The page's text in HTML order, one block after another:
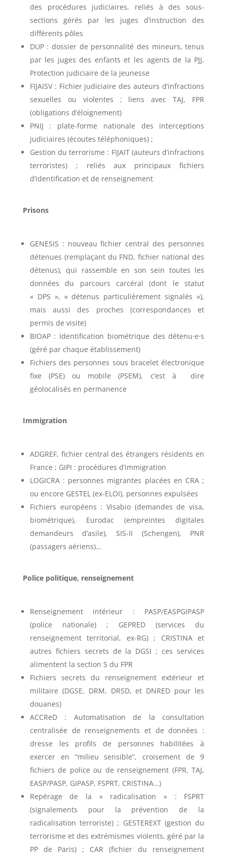
des procédures judiciaires, reliés à des sous-
sections gérés par les juges d’instruction des
différents pôles
DUP : dossier de personnalité des mineurs, tenus
par les juges des enfants et les agents de la PJJ,
Protection judiciaire de la jeunesse
FIJAISV : Fichier judiciaire des auteurs d’infractions
sexuelles ou violentes ; liens avec TAJ, FPR
(obligations d’éloignement)
PNIJ : plate-forme nationale des interceptions
judiciaires (écoutes téléphoniques) ;
Gestion du terrorisme : FIJAIT (auteurs d’infractions
terroristes) ; reliés aux principaux fichiers
d’identification et de renseignement
Prisons
GENESIS : nouveau fichier central des personnes
détenues (remplaçant du FND, fichier national des
détenus), qui rassemble en son sein toutes les
données du parcours carcéral (dont le statut
« DPS », « détenus particulièrement signalés »),
mais aussi des proches (correspondances et
permis de visite)
BIOAP : Identification biométrique des détenu·e·s
(géré par chaque établissement)
Fichiers des personnes sous bracelet électronique
fixe (PSE) ou mobile (PSEM), c’est à dire
géolocalisés en permanence
Immigration
ADGREF, fichier central des étrangers résidents en
France ; GIPI : procédures d’immigration
LOGICRA : personnes migrantes placées en CRA ;
ou encore GESTEL (ex-ELOI), personnes expulsées
Fichiers européens : Visabio (demandes de visa,
biométrique), Eurodac (empreintes digitales
demandeurs d’asile), SIS-II (Schengen), PNR
(passagers aériens)…
Police politique, renseignement
Renseignement intérieur : PASP/EASPGIPASP
(police nationale) ; GEPRED (services du
renseignement territorial, ex-RG) ; CRISTINA et
autres fichiers secrets de la DGSI ; ces services
alimentent la section S du FPR
Fichiers secrets du renseignement extérieur et
militaire (DGSE, DRM, DRSD, et DNRED pour les
douanes)
ACCReD : Automatisation de la consultation
centralisée de renseignements et de données :
dresse les profils de personnes habilitées à
exercer en “milieu sensible”, croisement de 9
fichiers de police ou de renseignement (FPR, TAJ,
EASP/PASP, GIPASP, FSPRT, CRISTINA…)
Repérage de la « radicalisation » : FSPRT
(signalements pour la prévention de la
radicalisation terroriste) ; GESTEREXT (gestion du
terrorisme et des extrémismes violents, géré par la
PP de Paris) ; CAR (fichier du renseignement